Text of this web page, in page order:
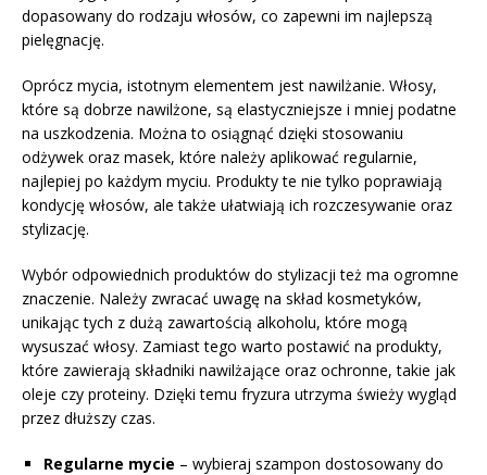
dopasowany do rodzaju włosów, co zapewni im najlepszą
pielęgnację.
Oprócz mycia, istotnym elementem jest nawilżanie. Włosy,
które są dobrze nawilżone, są elastyczniejsze i mniej podatne
na uszkodzenia. Można to osiągnąć dzięki stosowaniu
odżywek oraz masek, które należy aplikować regularnie,
najlepiej po każdym myciu. Produkty te nie tylko poprawiają
kondycję włosów, ale także ułatwiają ich rozczesywanie oraz
stylizację.
Wybór odpowiednich produktów do stylizacji też ma ogromne
znaczenie. Należy zwracać uwagę na skład kosmetyków,
unikając tych z dużą zawartością alkoholu, które mogą
wysuszać włosy. Zamiast tego warto postawić na produkty,
które zawierają składniki nawilżające oraz ochronne, takie jak
oleje czy proteiny. Dzięki temu fryzura utrzyma świeży wygląd
przez dłuższy czas.
Regularne mycie – wybieraj szampon dostosowany do